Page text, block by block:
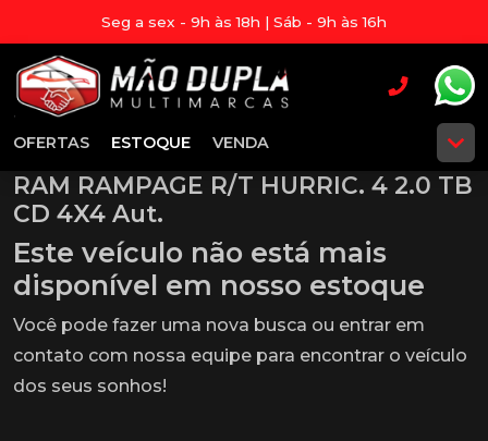
Seg a sex - 9h às 18h | Sáb - 9h às 16h
OFERTAS ESTOQUE VENDA
RAM RAMPAGE R/T HURRIC. 4 2.0 TB
CD 4X4 Aut.
Este veículo não está mais
disponível em nosso estoque
Você pode fazer uma nova busca ou entrar em
contato com nossa equipe para encontrar o veículo
dos seus sonhos!